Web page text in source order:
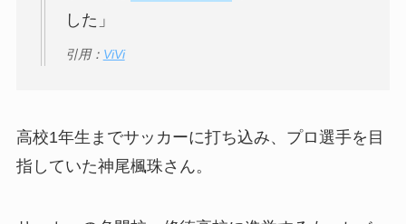
した」
引用： ViVi
高校1年生までサッカーに打ち込み、プロ選手を目
指していた神尾楓珠さん。